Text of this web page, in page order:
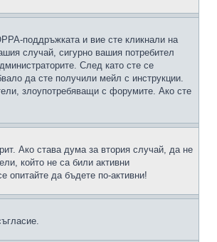
поддръжката и вие сте кликнали на
случай, сигурно вашия потребител
След като сте се
да сте получили мейл с инструкции.
злоупотребяващи с форумите. Ако сте
Ако става дума за втория случай, да не
който не са били активни
опитайте да бъдете по-активни!